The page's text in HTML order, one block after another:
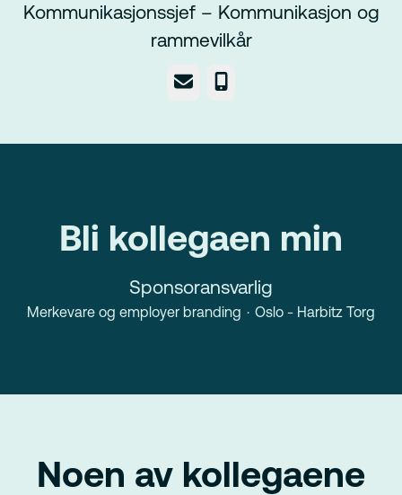
Kommunikasjonssjef – Kommunikasjon og
rammevilkår
E-post Telefonnummer
Bli kollegaen min
Sponsoransvarlig
Merkevare og employer branding · Oslo - Harbitz Torg
Noen av kollegaene